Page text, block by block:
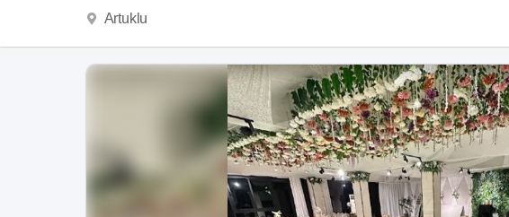
Artuklu